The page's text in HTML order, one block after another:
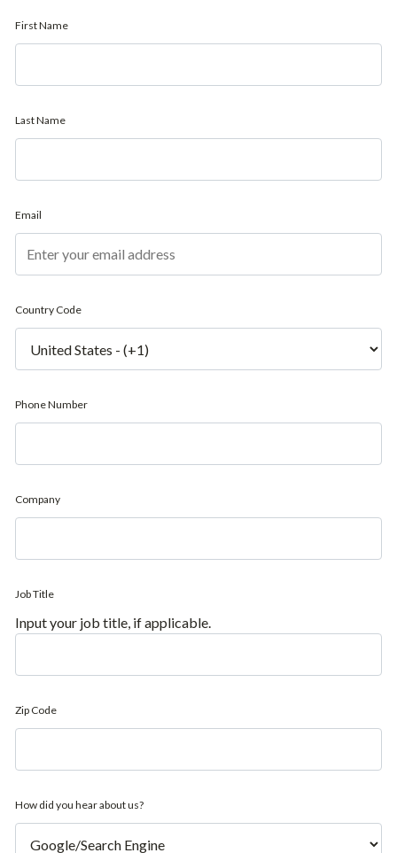
First Name
Last Name
Email
Country Code
Phone Number
Company
Job Title
Input your job title, if applicable.
Zip Code
How did you hear about us?